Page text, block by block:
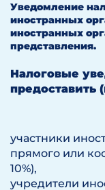
Уведомление
иностранных
иностранных
представления.
Налоговые
предоставить
участники
прямого или
10%),
учредители